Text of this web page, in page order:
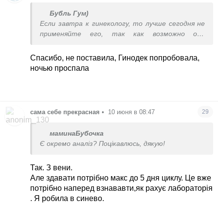
Бубль Гум)
Если завтра к гинекологу, то лучше сегодня не
применяйте его, так как возможно она
Спасибо, не поставила, Гинодек попробовала,
ночью проспала
сама себе прекрасная • 10 июня в 08:47 29
маминаБубочка
Є окремо аналіз? Поцікавлюсь, дякую!
Так. З вени.
Але здавати потрібно макс до 5 дня циклу. Це вже
потрібно наперед взнававти,як рахує лабораторія
. Я робила в синево.